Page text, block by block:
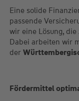
Eine solide
passende
wir eine Lösung,
Dabei arbeiten wir
der
Fördermittel